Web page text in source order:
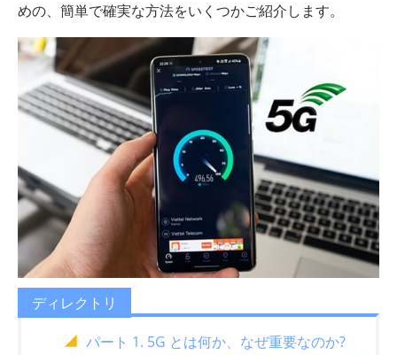
めの、簡単で確実な方法をいくつかご紹介します。
ディレクトリ
パート 1. 5G とは何か、なぜ重要なのか?